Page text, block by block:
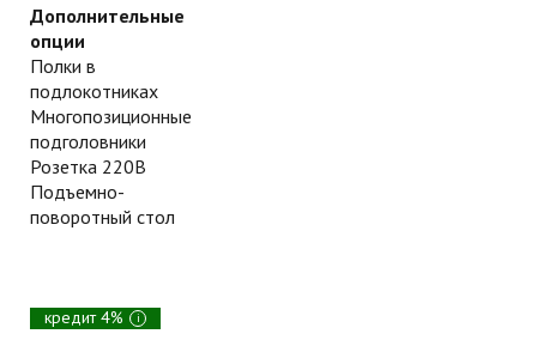
Дополнительные
опции
Полки в
подлокотниках
Многопозиционные
подголовники
Розетка 220В
Подъемно-
поворотный стол
кредит 4% i